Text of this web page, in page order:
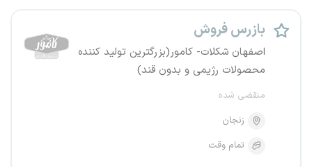
بازرس فروش
اصفهان شکلات- کامور(بزرگترین تولید کننده
محصولات رژیمی و بدون قند)
منقضی شده
زنجان
تمام وقت